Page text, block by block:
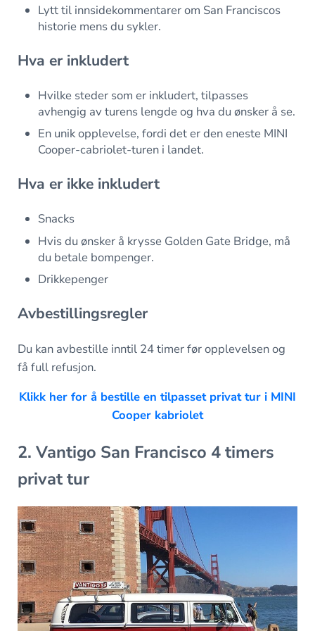
Lytt til innsidekommentarer om San Franciscos
historie mens du sykler.
Hva er inkludert
Hvilke steder som er inkludert, tilpasses
avhengig av turens lengde og hva du ønsker å se.
En unik opplevelse, fordi det er den eneste MINI
Cooper-cabriolet-turen i landet.
Hva er ikke inkludert
Snacks
Hvis du ønsker å krysse Golden Gate Bridge, må
du betale bompenger.
Drikkepenger
Avbestillingsregler
Du kan avbestille inntil 24 timer før opplevelsen og
få full refusjon.
Klikk her for å bestille en tilpasset privat tur i MINI
Cooper kabriolet
2. Vantigo San Francisco 4 timers
privat tur